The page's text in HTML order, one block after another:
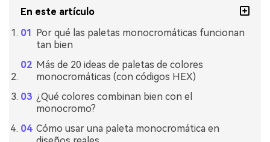
En este artículo
Por qué las paletas monocromáticas funcionan
tan bien
Más de 20 ideas de paletas de colores
monocromáticas (con códigos HEX)
¿Qué colores combinan bien con el
monocromo?
Cómo usar una paleta monocromática en